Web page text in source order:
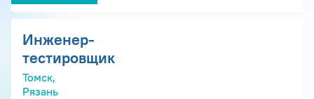
Инженер-
тестировщик
Томск,
Рязань